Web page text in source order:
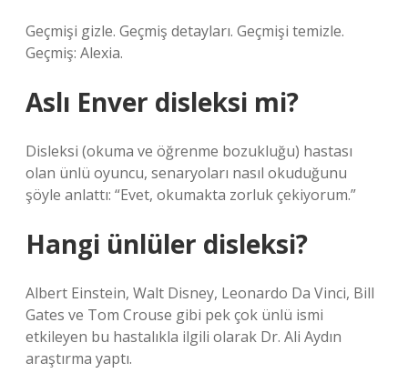
Geçmişi gizle. Geçmiş detayları. Geçmişi temizle.
Geçmiş: Alexia.
Aslı Enver disleksi mi?
Disleksi (okuma ve öğrenme bozukluğu) hastası
olan ünlü oyuncu, senaryoları nasıl okuduğunu
şöyle anlattı: “Evet, okumakta zorluk çekiyorum.”
Hangi ünlüler disleksi?
Albert Einstein, Walt Disney, Leonardo Da Vinci, Bill
Gates ve Tom Crouse gibi pek çok ünlü ismi
etkileyen bu hastalıkla ilgili olarak Dr. Ali Aydın
araştırma yaptı.